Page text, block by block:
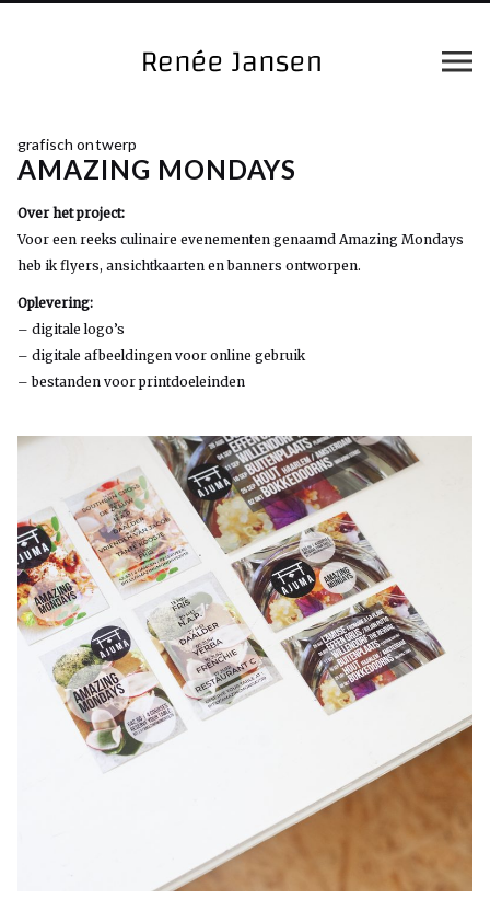
grafisch ontwerp
AMAZING MONDAYS
Over het project:
Voor een reeks culinaire evenementen genaamd Amazing Mondays
heb ik flyers, ansichtkaarten en banners ontworpen.
Oplevering:
– digitale logo’s
– digitale afbeeldingen voor online gebruik
– bestanden voor printdoeleinden